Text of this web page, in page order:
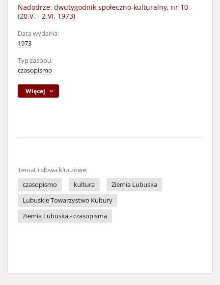
Nadodrze: dwutygodnik społeczno-kulturalny, nr 10
(20.V. - 2.VI. 1973)
Data wydania:
1973
Typ zasobu:
czasopismo
Więcej
Temat i słowa kluczowe:
czasopismo
kultura
Ziemia Lubuska
Lubuskie Towarzystwo Kultury
Ziemia Lubuska - czasopisma